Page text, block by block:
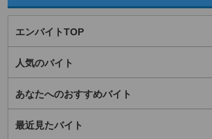
エンバイトTOP
人気のバイト
あなたへのおすすめバイト
最近見たバイト